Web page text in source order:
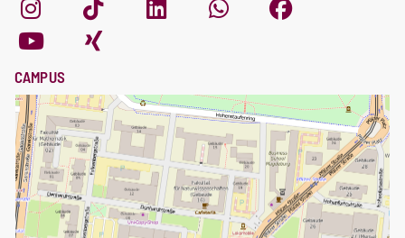
CAMPUS